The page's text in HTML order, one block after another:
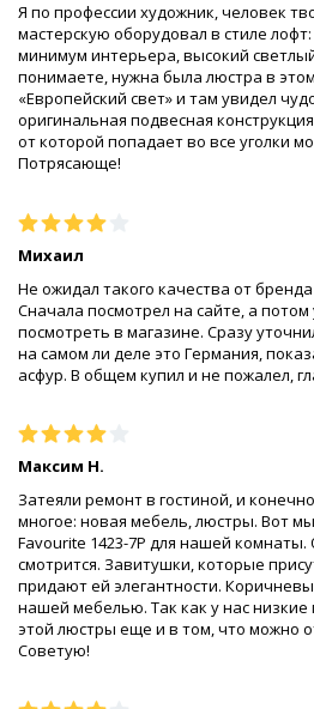
Я по профессии художник, человек
мастерскую оборудовал в стиле
минимум интерьера, высокий
понимаете, нужна была люстра в
«Европейский свет» и там увидел
оригинальная подвесная
от которой попадает во все уголки
Потрясающе!
Михаил
Не ожидал такого качества от
Сначала посмотрел на сайте, а
посмотреть в магазине. Сразу
на самом ли деле это Германия,
асфур. В общем купил и не пожалел,
Максим Н.
Затеяли ремонт в гостиной, и
многое: новая мебель, люстры. Вот
Favourite 1423-7P для нашей
смотрится. Завитушки, которые
придают ей элегантности.
нашей мебелью. Так как у нас
этой люстры еще и в том, что можно
Советую!